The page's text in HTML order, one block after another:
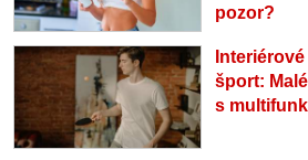
pozor?
šport:
s